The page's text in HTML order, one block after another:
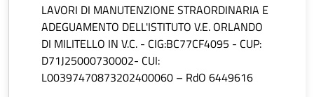
LAVORI DI MANUTENZIONE STRAORDINARIA E
ADEGUAMENTO DELL'ISTITUTO V.E. ORLANDO
DI MILITELLO IN V.C. - CIG:BC77CF4095 - CUP:
D71J25000730002- CUI:
L00397470873202400060 – RdO 6449616